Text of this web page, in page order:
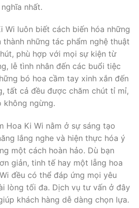
nhất.
Wi luôn biết cách biến hóa những
những tác phẩm nghệ thuật
phù hợp với mọi sự kiện từ
lễ tình nhân đến các buổi tiệc
bó hoa cầm tay xinh xắn đến
tất cả đều được chăm chút tỉ mỉ,
không ngừng.
Hoa Ki Wi nằm ở sự sáng tạo
lắng nghe và hiện thực hóa ý
một cách hoàn hảo. Dù bạn
giản, tinh tế hay một lẵng hoa
đều có thể đáp ứng mọi yêu
lòng tối đa. Dịch vụ tư vấn ở đây
khách hàng dễ dàng chọn lựa.